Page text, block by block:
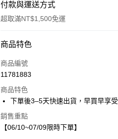
付款與運送方式
超取滿NT$1,500免運
付款方式
信用卡一次付款
Apple Pay
街口支付
商品特色
商品編號
11781883
商品特色
下單後3–5天快速出貨，早買早享受
銷售重點
【06/10~07/09限時下單】